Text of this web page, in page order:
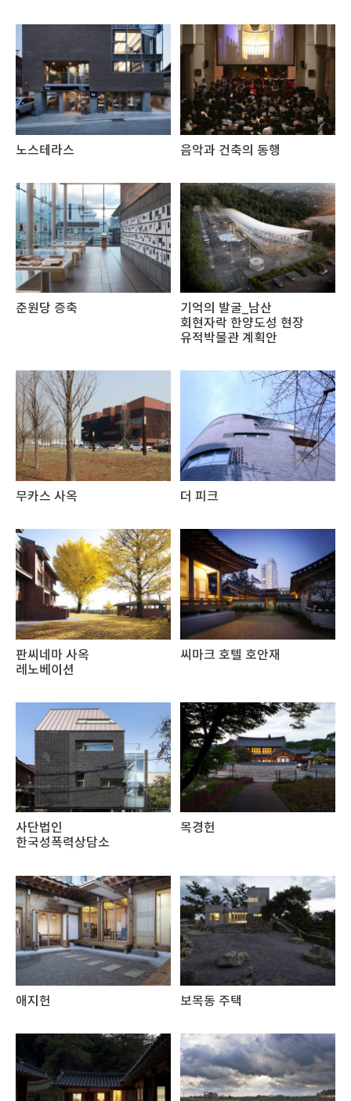
노스테라스 음악과 건축의 동행
춘원당 증축
기억의 발굴_남산
회현자락 한양도성 현장
유적박물관 계획안
무카스 사옥 더 피크
판씨네마 사옥
레노베이션
씨마크 호텔 호안재
사단법인
한국성폭력상담소
목경헌
애지헌 보목동 주택